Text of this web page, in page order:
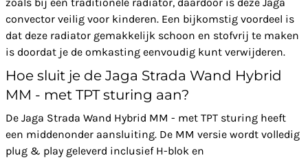
zoals bij een traditionele radiator, daardoor is deze Jaga
convector veilig voor kinderen. Een bijkomstig voordeel is
dat deze radiator gemakkelijk schoon en stofvrij te maken
is doordat je de omkasting eenvoudig kunt verwijderen.
Hoe sluit je de Jaga Strada Wand Hybrid
MM - met TPT sturing aan?
De Jaga Strada Wand Hybrid MM - met TPT sturing heeft
een middenonder aansluiting. De MM versie wordt volledig
plug & play geleverd inclusief H-blok en